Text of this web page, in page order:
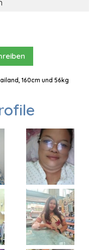
160cm und 56kg